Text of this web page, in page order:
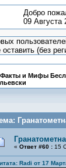
Добро
09 Августа
(без
Факты и Мифы
« Ответ #60 :15
Radi от 17